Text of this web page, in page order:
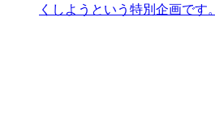
くしようという特別企画です。